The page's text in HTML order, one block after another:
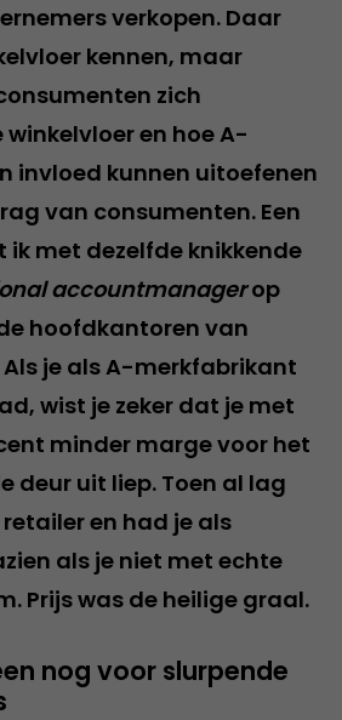
verkopen. Daar
kennen, maar
zich
en hoe A-
invloed kunnen uitoefenen
van consumenten. Een
met dezelfde knikkende
accountmanagerop
hoofdkantoren van
je als A-merkfabrikant
wist je zeker dat je met
minder marge voor het
deur uit liep. Toen al lag
en had je als
als je niet met echte
Prijs was de heilige graal.
nog voor slurpende